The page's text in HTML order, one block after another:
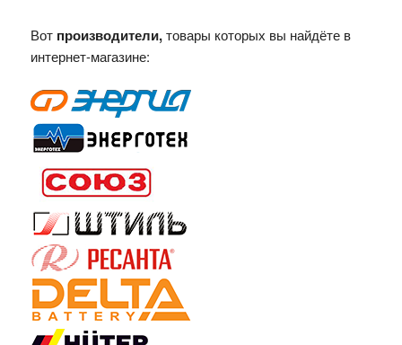
Вот производители,товары которых вы найдёте в
интернет-магазине: